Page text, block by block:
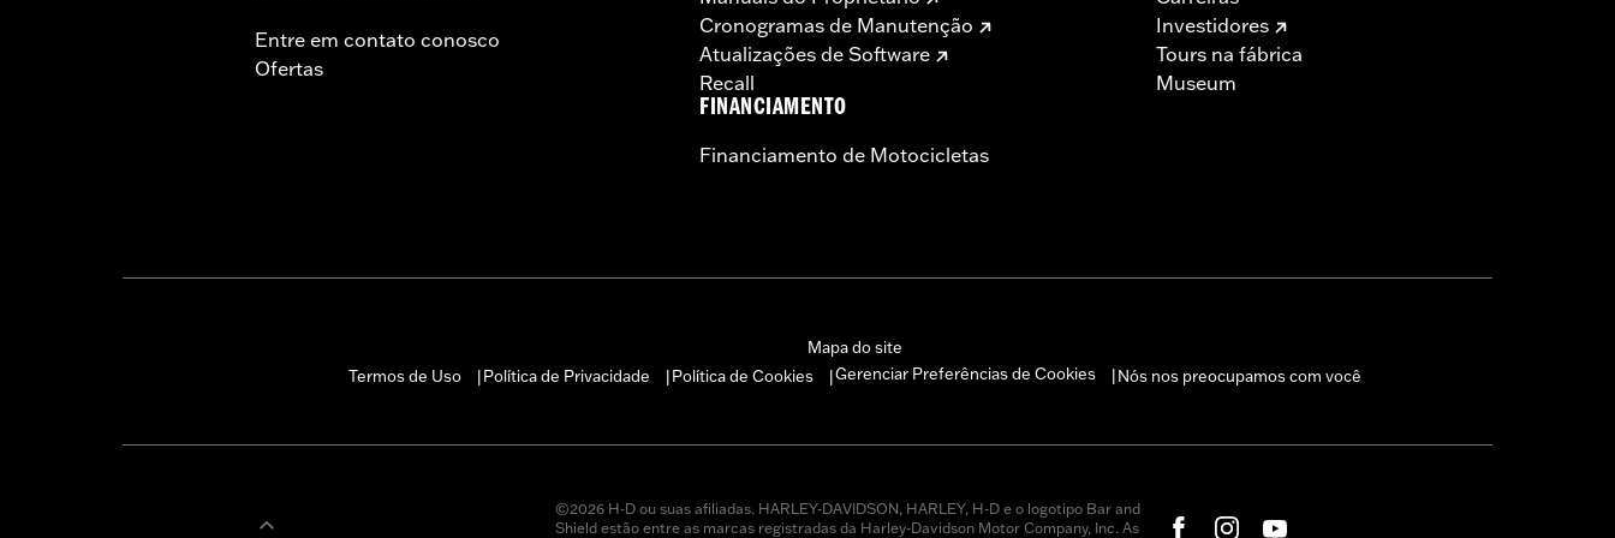
Entre em contato conosco
Ofertas
Cronogramas de Manutenção
Atualizações de Software
Recall
FINANCIAMENTO
Financiamento de Motocicletas
Investidores
Tours na fábrica
Museum
Mapa do site
Termos de Uso
Política de Privacidade Política de Cookies Gerenciar Preferências de Cookies Nós nos preocupamos com você
©2026 H-D ou suas afiliadas. HARLEY-DAVIDSON, HARLEY, H-D e o logotipo Bar and
Shield estão entre as marcas registradas da Harley-Davidson Motor Company, Inc. As